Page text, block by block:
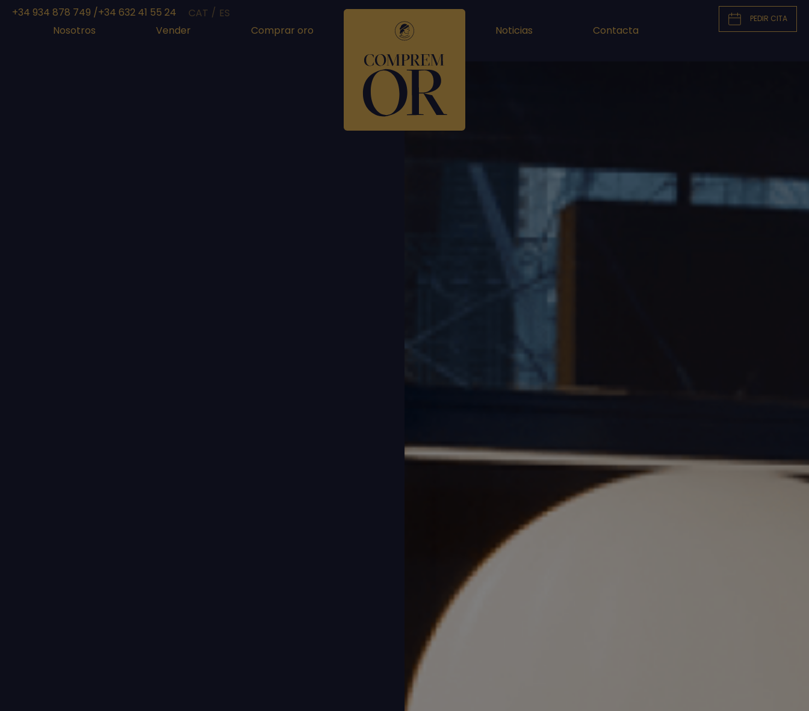
+34 934 878 749 /+34 632 41 55 24 CAT ES PEDIR CITA
Nosotros Vender Comprar oro Noticias Contacta